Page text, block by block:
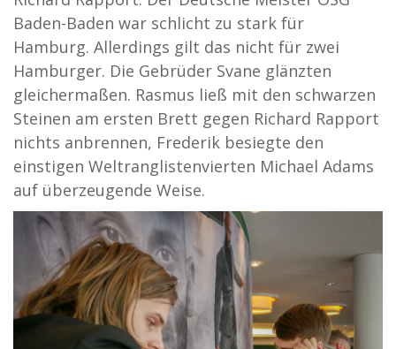
Baden-Baden war schlicht zu stark für
Hamburg. Allerdings gilt das nicht für zwei
Hamburger. Die Gebrüder Svane glänzten
gleichermaßen. Rasmus ließ mit den schwarzen
Steinen am ersten Brett gegen Richard Rapport
nichts anbrennen, Frederik besiegte den
einstigen Weltranglistenvierten Michael Adams
auf überzeugende Weise.